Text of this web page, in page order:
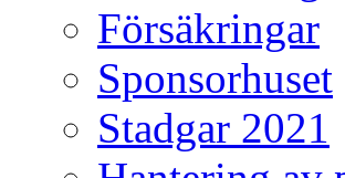
Försäkringar
Sponsorhuset
Stadgar 2021